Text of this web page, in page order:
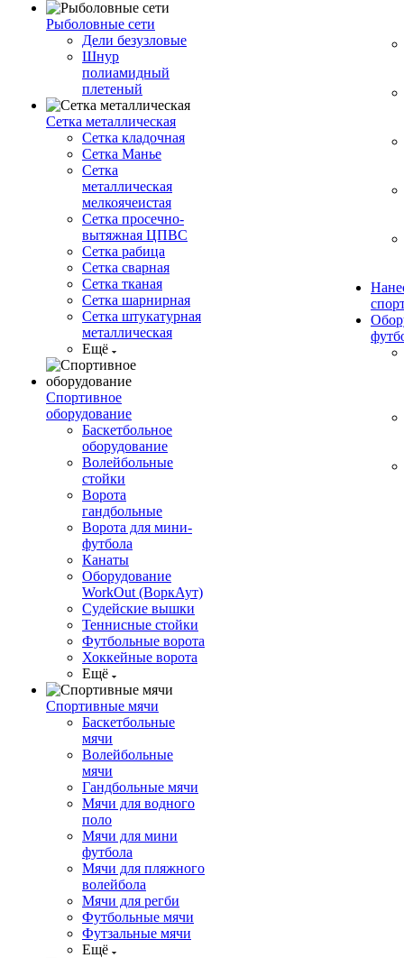
Рыболовные сети
Дели безузловые
Шнур
полиамидный
плетеный
Сетка металлическая
Сетка кладочная
Сетка Манье
Сетка
металлическая
мелкоячеистая
Сетка просечно-
вытяжная ЦПВС
Сетка рабица
Сетка сварная
Сетка тканая
Сетка шарнирная
Сетка штукатурная
металлическая
Ещё
Спортивное
оборудование
Баскетбольное
оборудование
Волейбольные
стойки
Ворота
гандбольные
Ворота для мини-
футбола
Канаты
Оборудование
WorkOut (ВоркАут)
Судейские вышки
Теннисные стойки
Футбольные ворота
Хоккейные ворота
Ещё
Спортивные мячи
Баскетбольные
мячи
Волейбольные
мячи
Гандбольные мячи
Мячи для водного
поло
Мячи для мини
футбола
Мячи для пляжного
волейбола
Мячи для регби
Футбольные мячи
Футзальные мячи
Ещё